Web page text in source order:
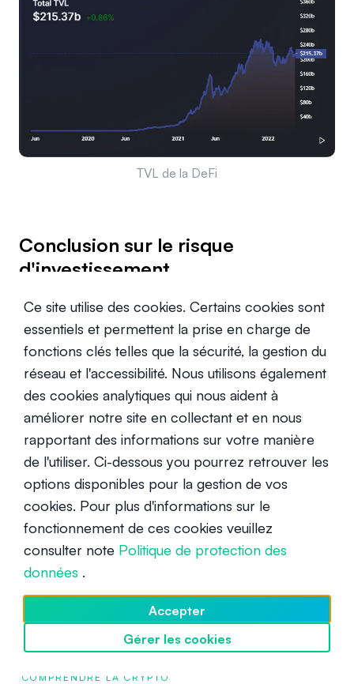
TVL de la DeFi
Conclusion sur le risque
d'investissement
En tant que classe d'actifs, les cryptomonnaies ont
attirent désormais de plus en plus les investisseurs
institutionnels. L'augmentation de la demande nécessite
une évaluation plus professionnelle des sources sous-
jacentes de risques et d'opportunités. Les appels à une
meilleure gestion des risques font partie de la maturation
du marché, qui devrait finalement inclure le
remplacement de l'autorégulation et de la gouvernance
automatisée par des structures de supervision et de
réglementation efficaces. Et le meilleur dans tout cela,
c'est qu'avec des actifs numériques comme les
cryptomonnaies, toute personne un peu douée en
technologie et capable d'utiliser un explorateur de
blockchain ou d'autres outils analytiques peut avoir
accès à des données apparemment illimitées pour aider
à atténuer les risques d'investissement.
COMPRENDRE LA CRYPTO
Ce site utilise des cookies. Certains cookies sont
essentiels et permettent la prise en charge de
fonctions clés telles que la sécurité, la gestion du
réseau et l'accessibilité. Nous utilisons également
des cookies analytiques qui nous aident à
améliorer notre site en collectant et en nous
rapportant des informations sur votre manière
de l'utiliser. Ci-dessous you pourrez retrouver les
options disponibles pour la gestion de vos
cookies. Pour plus d'informations sur le
fonctionnement de ces cookies veuillez
consulter note Politique de protection des
données .
Accepter
Gérer les cookies
Découvrir SwissBorg